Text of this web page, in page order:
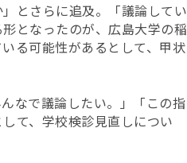
とさらに追及。「議論してい
となったのが、広島大学の稲
る可能性があるとして、甲状
なで議論したい。」「この指
て、学校検診見直しについ